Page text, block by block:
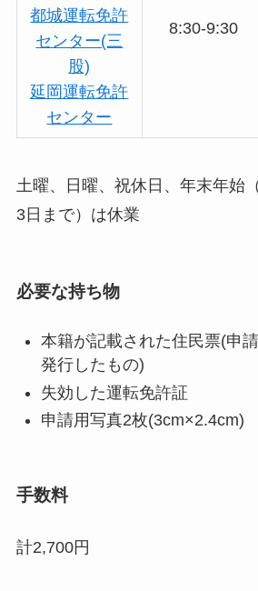
都城運転免許
センター(三
股)
延岡運転免許
センター
8:30-9:30
土曜、日曜、祝休日、年末年始
3日まで）は休業
必要な持ち物
本籍が記載された住民票(申
発行したもの)
失効した運転免許証
申請用写真2枚(3cm×2.4cm)
手数料
計2,700円